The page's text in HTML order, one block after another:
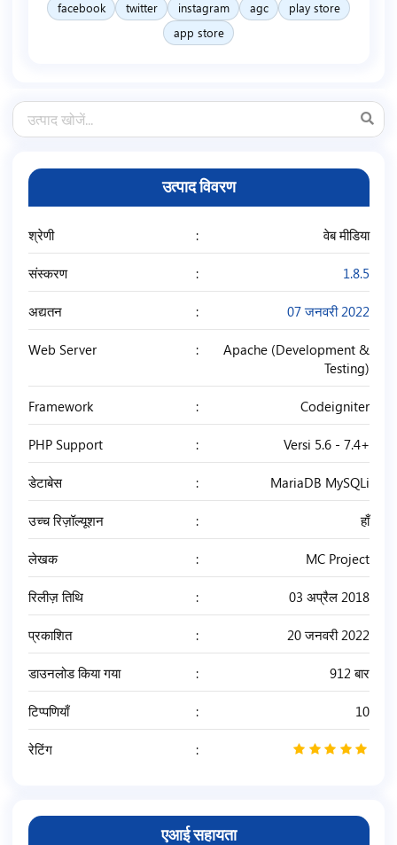
facebook twitter instagram agc
play store
app store
उत्पाद विवरण
श्रेणी वेब मीडिया
संस्करण 1.8.5
अद्यतन 07 जनवरी 2022
Web Server
Apache (Development &
Testing)
Framework Codeigniter
PHP Support Versi 5.6 - 7.4+
डेटाबेस MariaDB MySQLi
उच्च रिज़ॉल्यूशन हाँ
लेखक MC Project
रिलीज़ तिथि 03 अप्रैल 2018
प्रकाशित 20 जनवरी 2022
डाउनलोड किया गया 912 बार
टिप्पणियाँ 10
रेटिंग
एआई सहायता